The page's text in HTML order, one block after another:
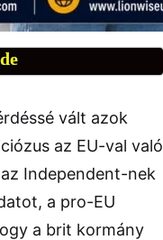
vált azok
az EU-val való
Independent-nek
a pro-EU
a brit kormány